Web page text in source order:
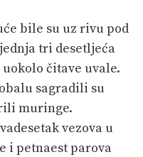
bile su uz rivu pod
tri desetljeća
čitave uvale.
sagradili su
muringe.
vezova u
i petnaest parova